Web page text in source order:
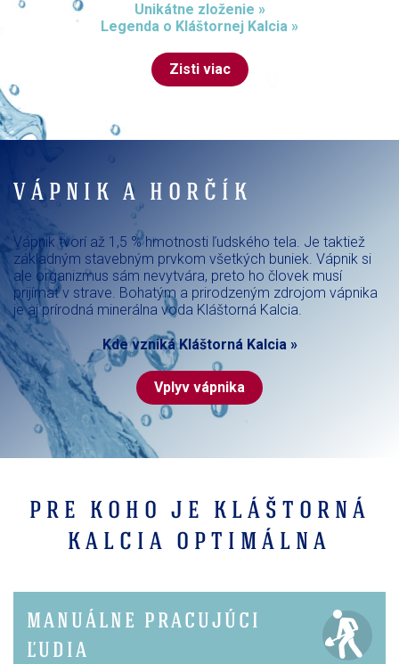
Unikátne zloženie »
Legenda o Kláštornej Kalcia »
Zisti viac
VÁPNIK A HORČÍK
Vápnik tvorí až 1,5 % hmotnosti ľudského tela. Je taktiež
základným stavebným prvkom všetkých buniek. Vápnik si
ale organizmus sám nevytvára, preto ho človek musí
prijímať v strave. Bohatým a prirodzeným zdrojom vápnika
je aj prírodná minerálna voda Kláštorná Kalcia.
Kde vzniká Kláštorná Kalcia »
Vplyv vápnika
PRE KOHO JE KLÁŠTORNÁ
KALCIA OPTIMÁLNA
MANUÁLNE PRACUJÚCI
ĽUDIA